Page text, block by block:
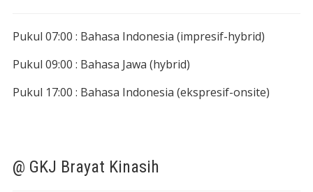
Pukul 07:00 : Bahasa Indonesia (impresif-hybrid)
Pukul 09:00 : Bahasa Jawa (hybrid)
Pukul 17:00 : Bahasa Indonesia (ekspresif-onsite)
@ GKJ Brayat Kinasih